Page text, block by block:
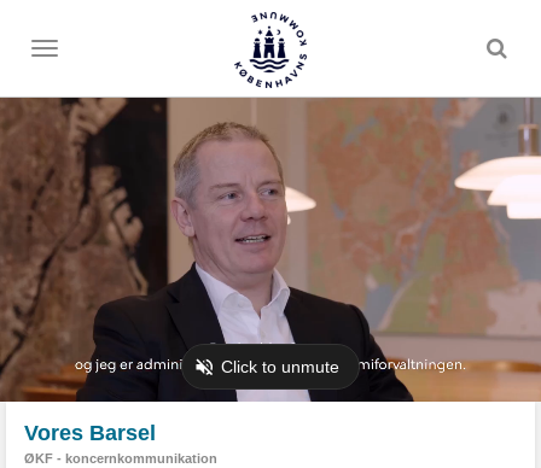
Toggle
Vores Barsel
ØKF - koncernkommunikation